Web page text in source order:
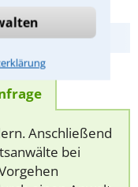
Anschließend
bei